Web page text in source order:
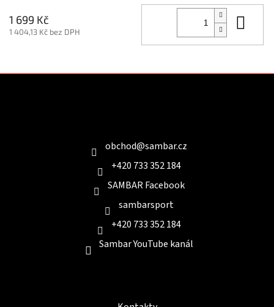
1 699 Kč
1 404,13 Kč bez DPH
obchod@sambar.cz
+420 733 352 184
SAMBAR Facebook
sambarsport
+420 733 352 184
Sambar YouTube kanál